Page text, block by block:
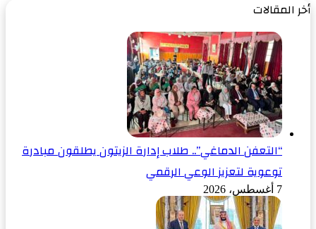
أخر المقالات
“التعفن الدماغي”.. طلاب إدارة الزيتون يطلقون مبادرة
توعوية لتعزيز الوعي الرقمي
7 أغسطس، 2026